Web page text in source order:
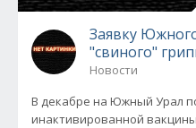
Заявку
"свиного"
Новости
В декабре на Южный Урал
инактивированной